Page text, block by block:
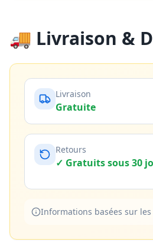
🚚 Livraison &
Livraison
Gratuite
Retours
✓ Gratuits sous 30
Informations basées sur